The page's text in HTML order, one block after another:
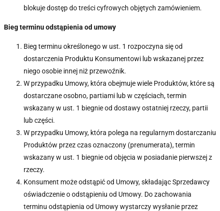
blokuje dostęp do treści cyfrowych objętych zamówieniem.
Bieg terminu odstąpienia od umowy
Bieg terminu określonego w ust. 1 rozpoczyna się od
dostarczenia Produktu Konsumentowi lub wskazanej przez
niego osobie innej niż przewoźnik.
W przypadku Umowy, która obejmuje wiele Produktów, które są
dostarczane osobno, partiami lub w częściach, termin
wskazany w ust. 1 biegnie od dostawy ostatniej rzeczy, partii
lub części.
W przypadku Umowy, która polega na regularnym dostarczaniu
Produktów przez czas oznaczony (prenumerata), termin
wskazany w ust. 1 biegnie od objęcia w posiadanie pierwszej z
rzeczy.
Konsument może odstąpić od Umowy, składając Sprzedawcy
oświadczenie o odstąpieniu od Umowy. Do zachowania
terminu odstąpienia od Umowy wystarczy wysłanie przez